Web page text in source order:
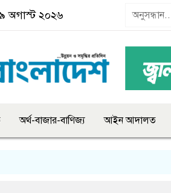
অগাস্ট ২০২৬
অর্থ-বাজার-বাণিজ্য আইন আদালত